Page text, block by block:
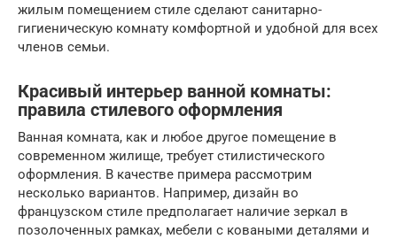
жилым помещением стиле сделают санитарно-
гигиеническую комнату комфортной и удобной для всех
членов семьи.
Красивый интерьер ванной комнаты:
правила стилевого оформления
Ванная комната, как и любое другое помещение в
современном жилище, требует стилистического
оформления. В качестве примера рассмотрим
несколько вариантов. Например, дизайн во
французском стиле предполагает наличие зеркал в
позолоченных рамках, мебели с коваными деталями и